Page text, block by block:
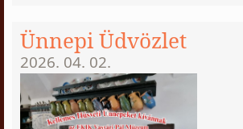
Ünnepi Üdvözlet
2026. 04. 02.